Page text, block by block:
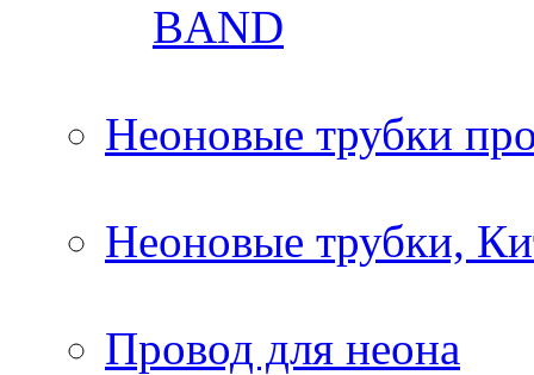
BAND
Неоновые трубки
Неоновые трубки,
Провод для неона